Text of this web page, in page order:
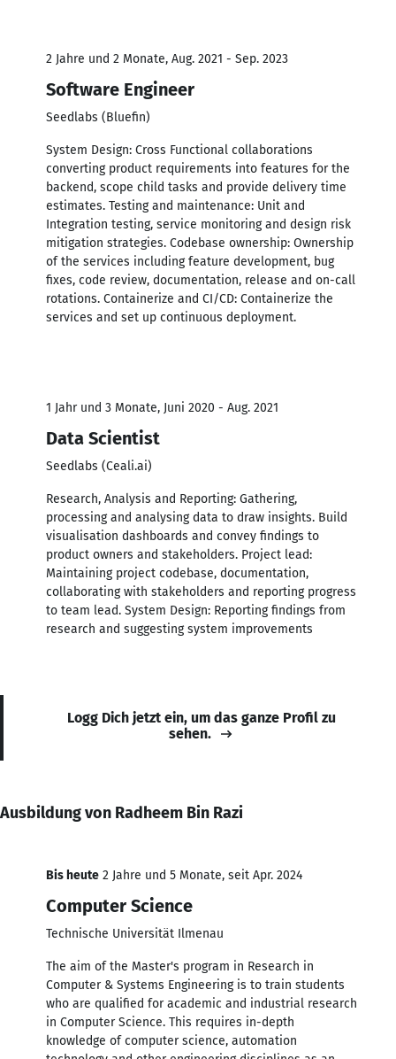
2 Jahre und 2 Monate, Aug. 2021 - Sep. 2023
Software Engineer
Seedlabs (Bluefin)
System Design: Cross Functional collaborations
converting product requirements into features for the
backend, scope child tasks and provide delivery time
estimates. Testing and maintenance: Unit and
Integration testing, service monitoring and design risk
mitigation strategies. Codebase ownership: Ownership
of the services including feature development, bug
fixes, code review, documentation, release and on-call
rotations. Containerize and CI/CD: Containerize the
services and set up continuous deployment.
1 Jahr und 3 Monate, Juni 2020 - Aug. 2021
Data Scientist
Seedlabs (Ceali.ai)
Research, Analysis and Reporting: Gathering,
processing and analysing data to draw insights. Build
visualisation dashboards and convey findings to
product owners and stakeholders. Project lead:
Maintaining project codebase, documentation,
collaborating with stakeholders and reporting progress
to team lead. System Design: Reporting findings from
research and suggesting system improvements
Logg Dich jetzt ein, um das ganze Profil zu
sehen.
Ausbildung von Radheem Bin Razi
Bis heute 2 Jahre und 5 Monate, seit Apr. 2024
Computer Science
Technische Universität Ilmenau
The aim of the Master's program in Research in
Computer & Systems Engineering is to train students
who are qualified for academic and industrial research
in Computer Science. This requires in-depth
knowledge of computer science, automation